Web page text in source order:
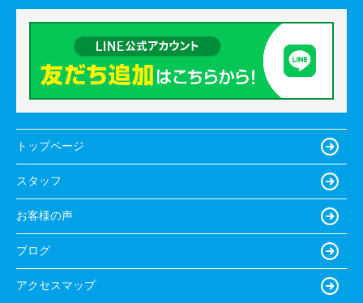
トップページ
スタッフ
お客様の声
ブログ
アクセスマップ